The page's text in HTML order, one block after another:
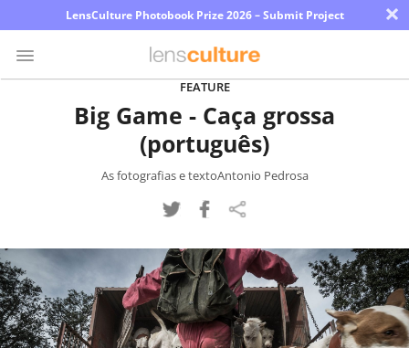
LensCulture Photobook Prize 2026 – Submit Project ×
Learn
About
Us
FEATURE
Big Game - Caça grossa
(português)
As fotografias e textoAntonio Pedrosa